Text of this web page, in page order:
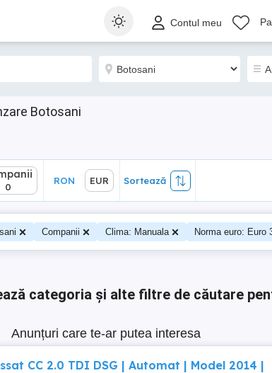
Contul meu
Botosani
Sortează
0
RON EUR Sortează
Companii Clima: Manuala Norma euro: Euro
categoria și alte filtre de căutare
Anunțuri care te-ar putea interesa
CC 2.0 TDI DSG | Automat | Model 2014 |